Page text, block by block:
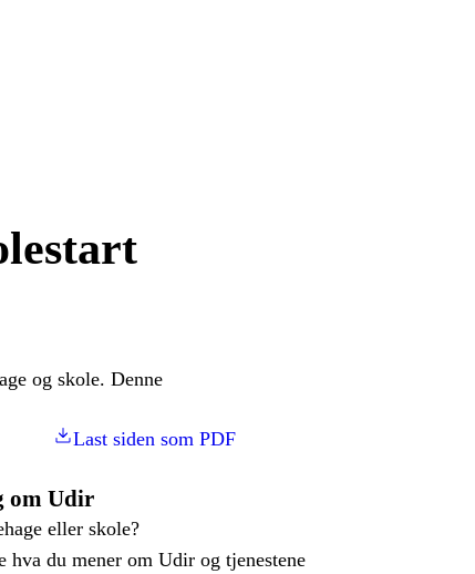
og skole. Denne
Last siden som PDF
om Udir
eller skole?
hva du mener om Udir og tjenestene